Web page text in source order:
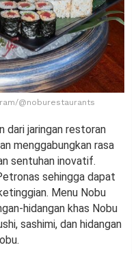
@noburestaurants
dari jaringan restoran
menggabungkan rasa
sentuhan inovatif.
sehingga dapat
Menu Nobu
hidangan khas Nobu
sashimi, dan hidangan